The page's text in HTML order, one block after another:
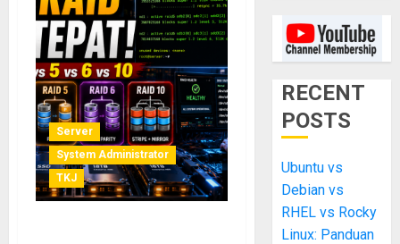
Server
System Administrator
TKJ
RECENT
POSTS
Ubuntu vs
Debian vs
RHEL vs Rocky
Linux: Panduan